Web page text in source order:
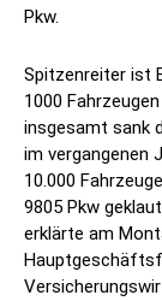
Pkw.
Spitzenreiter ist
1000
insgesamt sank
im vergangenen
10.000
9805 Pkw
erklärte am